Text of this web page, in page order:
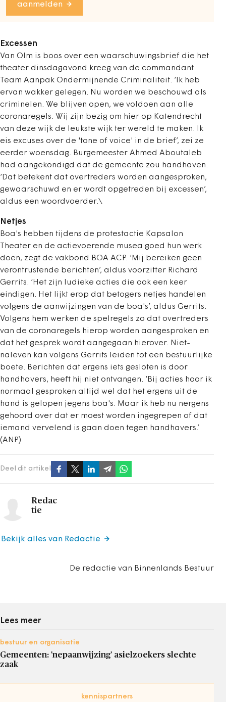
aanmelden
Excessen
Van Olm is boos over een waarschuwingsbrief die het
theater dinsdagavond kreeg van de commandant
Team Aanpak Ondermijnende Criminaliteit. ‘Ik heb
ervan wakker gelegen. Nu worden we beschouwd als
criminelen. We blijven open, we voldoen aan alle
coronaregels. Wij zijn bezig om hier op Katendrecht
van deze wijk de leukste wijk ter wereld te maken. Ik
eis excuses over de 'tone of voice' in de brief’, zei ze
eerder woensdag. Burgemeester Ahmed Aboutaleb
had aangekondigd dat de gemeente zou handhaven.
‘Dat betekent dat overtreders worden aangesproken,
gewaarschuwd en er wordt opgetreden bij excessen’,
aldus een woordvoerder.\
Netjes
Boa's hebben tijdens de protestactie Kapsalon
Theater en de actievoerende musea goed hun werk
doen, zegt de vakbond BOA ACP. ‘Mij bereiken geen
verontrustende berichten’, aldus voorzitter Richard
Gerrits. ‘Het zijn ludieke acties die ook een keer
eindigen. Het lijkt erop dat betogers netjes handelen
volgens de aanwijzingen van de boa's’, aldus Gerrits.
Volgens hem werken de spelregels zo dat overtreders
van de coronaregels hierop worden aangesproken en
dat het gesprek wordt aangegaan hierover. Niet-
naleven kan volgens Gerrits leiden tot een bestuurlijke
boete. Berichten dat ergens iets gesloten is door
handhavers, heeft hij niet ontvangen. ‘Bij acties hoor ik
normaal gesproken altijd wel dat het ergens uit de
hand is gelopen jegens boa's. Maar ik heb nu nergens
gehoord over dat er moest worden ingegrepen of dat
iemand vervelend is gaan doen tegen handhavers.’
(ANP)
Deel dit artikel
Redac
tie
De redactie van Binnenlands Bestuur
Bekijk alles van Redactie
Lees meer
bestuur en organisatie
Gemeenten: 'nepaanwijzing' asielzoekers slechte
zaak
kennispartners